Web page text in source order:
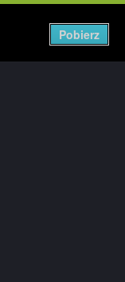
Pobierz